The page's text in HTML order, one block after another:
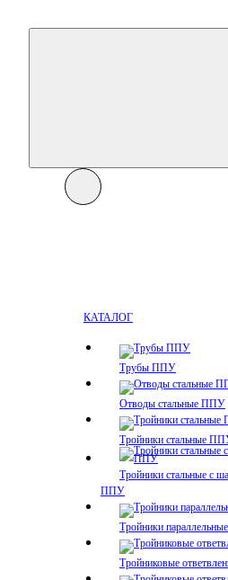
КАТАЛОГ
Трубы ППУ
Отводы стальные ППУ
Тройники стальные
Тройники стальные с
ППУ
Тройники
Тройниковые